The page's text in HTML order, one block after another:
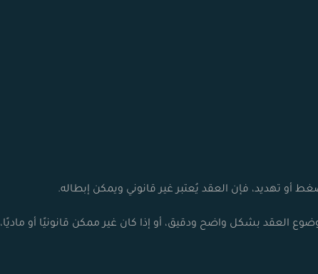
العقد بشكل واضح ودقيق، أو إذا كان غير ممكن قانونيًا أو ماديًا،